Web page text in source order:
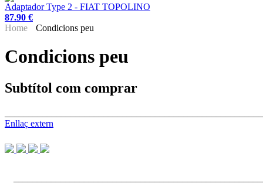
Adaptador Type 2 - FIAT TOPOLINO
87.90 €
Home
Condicions peu
Condicions peu
Subtítol com comprar
Enllaç extern